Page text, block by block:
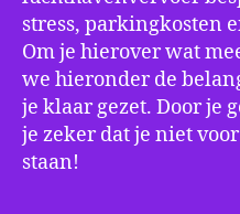
stress, parkingkosten
Om je hierover wat
we hieronder de
je klaar gezet. Door je
je zeker dat je niet
staan!